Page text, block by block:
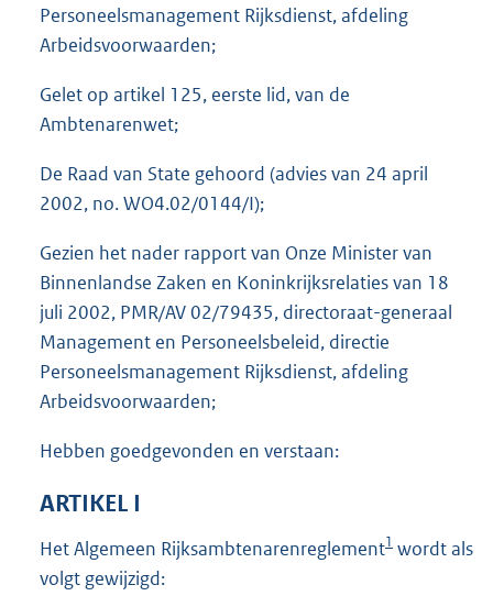
Personeelsmanagement Rijksdienst, afdeling
Arbeidsvoorwaarden;
Gelet op artikel 125, eerste lid, van de
Ambtenarenwet;
De Raad van State gehoord (advies van 24 april
2002, no. WO4.02/0144/I);
Gezien het nader rapport van Onze Minister van
Binnenlandse Zaken en Koninkrijksrelaties van 18
juli 2002, PMR/AV 02/79435, directoraat-generaal
Management en Personeelsbeleid, directie
Personeelsmanagement Rijksdienst, afdeling
Arbeidsvoorwaarden;
Hebben goedgevonden en verstaan:
ARTIKEL I
Het Algemeen Rijksambtenarenreglement1 wordt als
volgt gewijzigd: